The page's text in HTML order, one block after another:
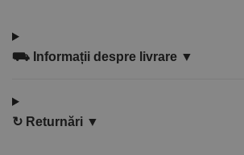
⛟ Informații despre livrare ▼
↻ Returnări ▼